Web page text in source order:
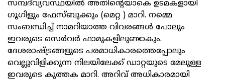
സമ്പദ്‌വ്യവസ്ഥയിൽ അതിന്റെയാകെ ഉടമകളായി
ഗൂഗിളും ഫേസ്ബുക്കും (മെറ്റ ) മാറി. നമ്മെ
സംബന്ധിച്ച് നാമറിയാത്ത വിവരങ്ങൾ പോലും
ഇവരുടെ സെർവർ ഫാമുകളിലുണ്ടാകും.
ദേശരാഷ്ട്രങ്ങളുടെ പരമാധികാരത്തെപ്പോലും
വെല്ലുവിളിക്കുന്ന നിലയിലേക്ക് ഡാറ്റയുടെ മേലുള്ള
ഇവരുടെ കുത്തക മാറി. അറിവ് അധികാരമായി